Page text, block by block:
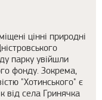
цінні природні
парку увійшли
фонду. Зокрема,
"Хотинського" є
від села Гринячка